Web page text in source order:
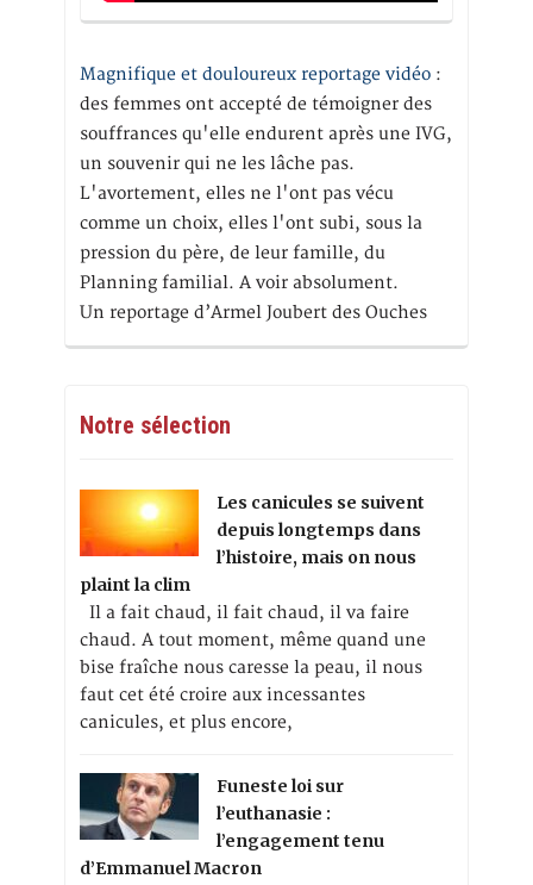
Magnifique et douloureux reportage vidéo :
des femmes ont accepté de témoigner des
souffrances qu'elle endurent après une IVG,
un souvenir qui ne les lâche pas.
L'avortement, elles ne l'ont pas vécu
comme un choix, elles l'ont subi, sous la
pression du père, de leur famille, du
Planning familial. A voir absolument.
Un reportage d’Armel Joubert des Ouches
Notre sélection
Les canicules se suivent
depuis longtemps dans
l’histoire, mais on nous
plaint la clim
Il a fait chaud, il fait chaud, il va faire
chaud. A tout moment, même quand une
bise fraîche nous caresse la peau, il nous
faut cet été croire aux incessantes
canicules, et plus encore,
Funeste loi sur
l’euthanasie :
l’engagement tenu
d’Emmanuel Macron